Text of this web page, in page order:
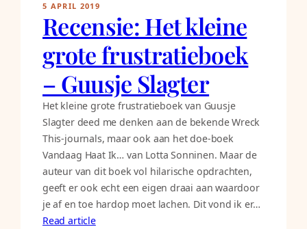
5 APRIL 2019
Recensie: Het kleine
grote frustratieboek
– Guusje Slagter
Het kleine grote frustratieboek van Guusje
Slagter deed me denken aan de bekende Wreck
This-journals, maar ook aan het doe-boek
Vandaag Haat Ik… van Lotta Sonninen. Maar de
auteur van dit boek vol hilarische opdrachten,
geeft er ook echt een eigen draai aan waardoor
je af en toe hardop moet lachen. Dit vond ik er…
Read article